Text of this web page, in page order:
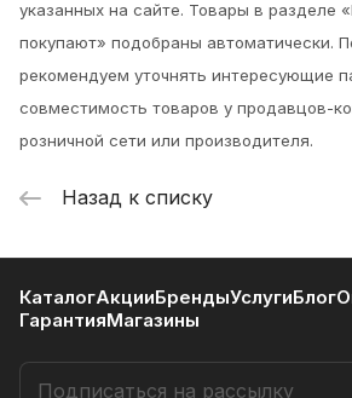
указанных на сайте. Товары в разделе
покупают» подобраны автоматически.
рекомендуем уточнять интересующие
совместимость товаров у продавцов-
розничной сети или производителя.
Назад к списку
КаталогАкцииБрендыУслугиБлог
ГарантияМагазины